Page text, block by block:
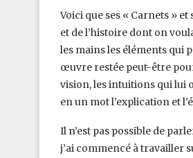
Voici que ses « Carnets »
et de l’histoire dont on
les mains les éléments qui
œuvre restée peut-‎être
vision, les intuitions qui lui
en un mot l’explication et
Il n’est pas possible de
j’ai commencé à travailler